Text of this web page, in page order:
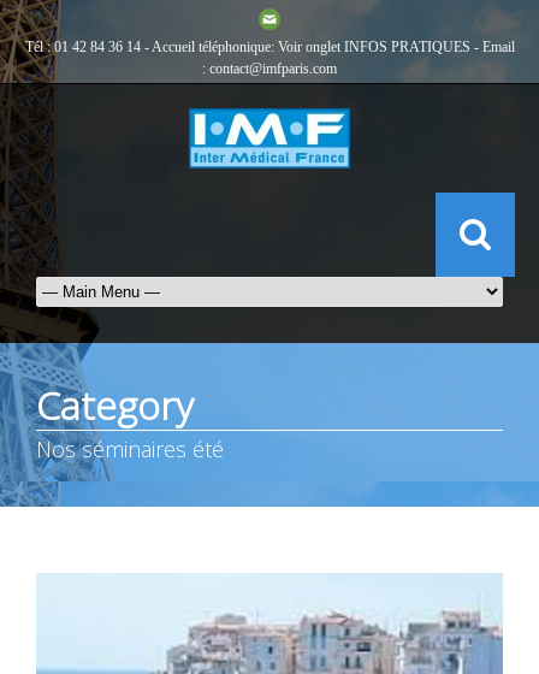
Tél : 01 42 84 36 14 - Accueil téléphonique: Voir onglet INFOS PRATIQUES - Email
: contact@imfparis.com
Category
Nos séminaires été